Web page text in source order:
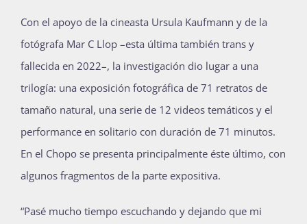
Con el apoyo de la cineasta Ursula Kaufmann y de la
fotógrafa Mar C Llop –esta última también trans y
fallecida en 2022–, la investigación dio lugar a una
trilogía: una exposición fotográfica de 71 retratos de
tamaño natural, una serie de 12 videos temáticos y el
performance en solitario con duración de 71 minutos.
En el Chopo se presenta principalmente éste último, con
algunos fragmentos de la parte expositiva.
“Pasé mucho tiempo escuchando y dejando que mi